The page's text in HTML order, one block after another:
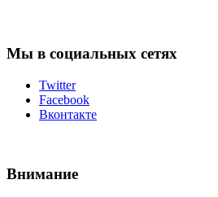
Мы в социальных сетях
Twitter
Facebook
Вконтакте
Внимание